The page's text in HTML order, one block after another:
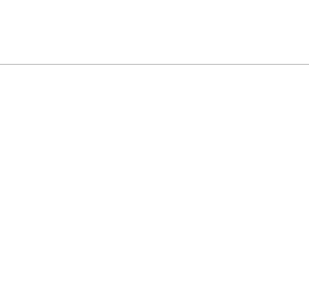
handicap (conformément à la